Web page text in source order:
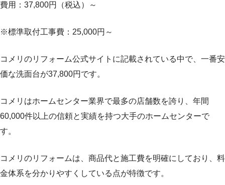
費用：37,800円（税込）～
※標準取付工事費：25,000円～
コメリのリフォーム公式サイトに記載されている中で、一番安
価な洗面台が37,800円です。
コメリはホームセンター業界で最多の店舗数を誇り、年間
60,000件以上の信頼と実績を持つ大手のホームセンターで
す。
コメリのリフォームは、商品代と施工費を明確にしており、料
金体系を分かりやすくしている点が特徴です。